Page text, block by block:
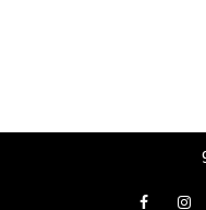
Facebook